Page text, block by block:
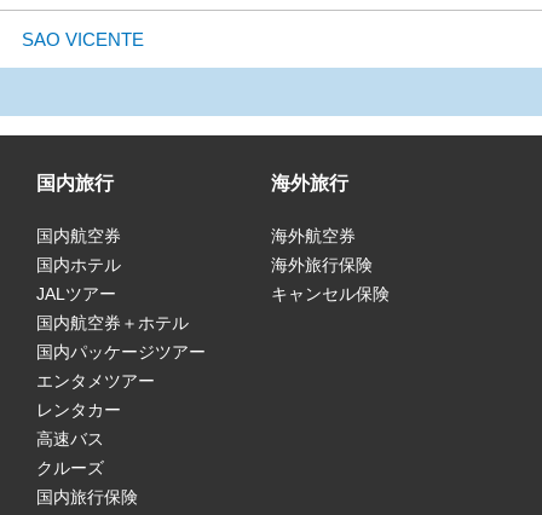
SAO VICENTE
国内旅行
国内航空券
国内ホテル
JALツアー
国内航空券＋ホテル
国内パッケージツアー
エンタメツアー
レンタカー
高速バス
クルーズ
国内旅行保険
海外旅行
海外航空券
海外旅行保険
キャンセル保険